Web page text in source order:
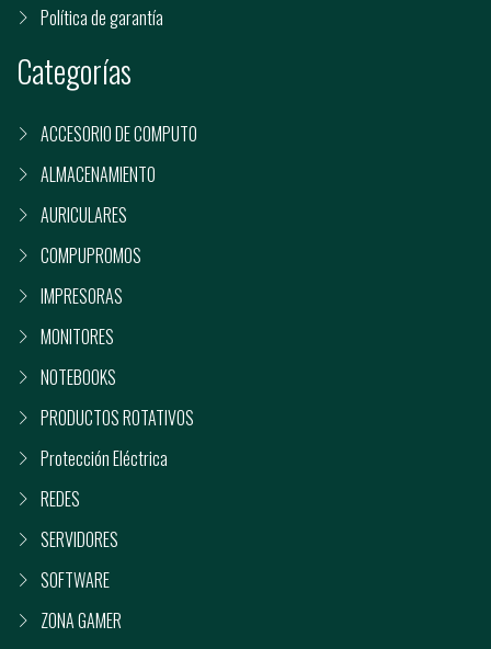
Política de garantía
Categorías
ACCESORIO DE COMPUTO
ALMACENAMIENTO
AURICULARES
COMPUPROMOS
IMPRESORAS
MONITORES
NOTEBOOKS
PRODUCTOS ROTATIVOS
Protección Eléctrica
REDES
SERVIDORES
SOFTWARE
ZONA GAMER